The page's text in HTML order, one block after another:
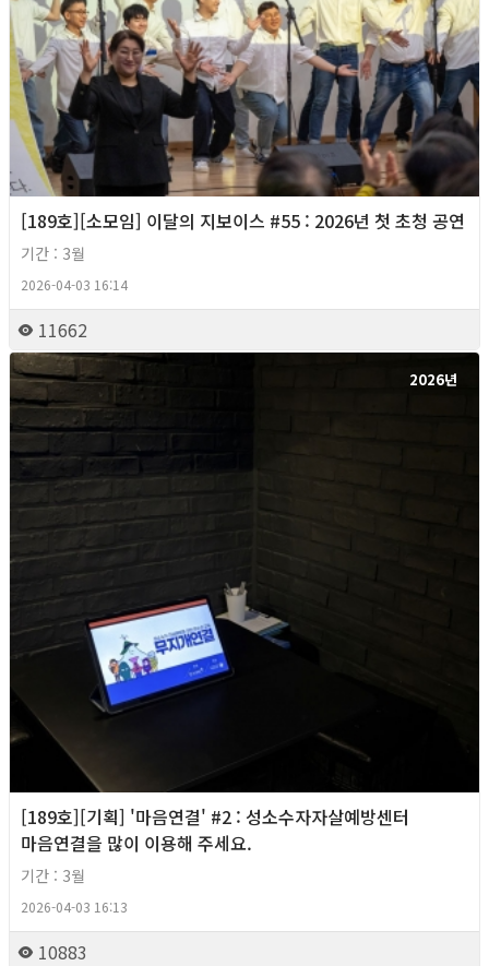
[189호][소모임] 이달의 지보이스 #55 : 2026년 첫 초청 공연
기간 : 3월
2026-04-03 16:14
11662
2026년
[189호][기획] '마음연결' #2 : 성소수자자살예방센터
마음연결을 많이 이용해 주세요.
기간 : 3월
2026-04-03 16:13
10883